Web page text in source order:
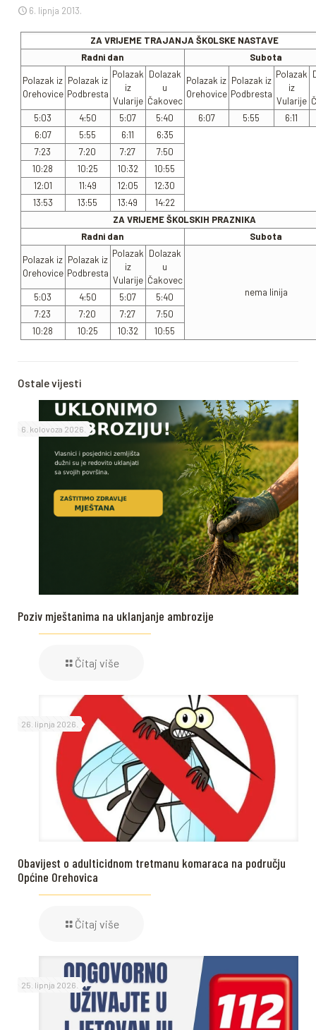
6. lipnja 2013.
ZA VRIJEME TRAJANJA ŠKOLSKE NASTAVE
Radni dan
Subota
Polazak iz
Orehovice
Polazak iz
Podbresta
Polazak
iz
Vularije
Dolazak
u
Čakovec
Polazak iz
Orehovice
Polazak iz
Podbresta
Polazak
iz
Vularije
5:03
4:50 5:07 5:40 6:07 5:55
6:11
6:07
5:55 6:11
6:35
7:23
7:20 7:27
7:50
10:28
10:25 10:32
10:55
12:01
11:49 12:05
12:30
13:53
13:55 13:49
14:22
ZA VRIJEME ŠKOLSKIH PRAZNIKA
Radni dan
Subota
Polazak iz
Orehovice
Polazak iz
Podbresta
Polazak
iz
Vularije
Dolazak
u
Čakovec
nema linija
5:03 4:50 5:07
5:40
7:23
7:20 7:27
7:50
10:28
10:25 10:32 10:55
Ostale vijesti
6. kolovoza 2026.
Poziv mještanima na uklanjanje ambrozije
Čitaj više
26. lipnja 2026.
Obavijest o adulticidnom tretmanu komaraca na području
Općine Orehovica
Čitaj više
25. lipnja 2026.